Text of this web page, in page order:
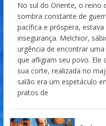
No sul do Oriente, o reino
sombra constante de
pacífica e próspera,
insegurança. Melchior,
urgência de encontrar
que afligiam seu povo.
sua corte, realizada no
salão era um espetáculo
pratos de